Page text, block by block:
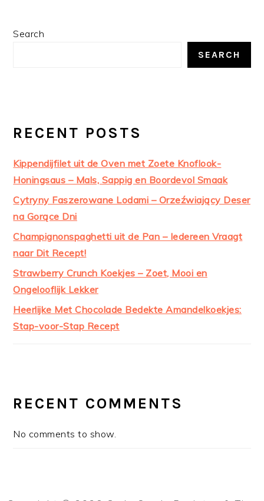
PRIMARY
Search
SEARCH
RECENT POSTS
Kippendijfilet uit de Oven met Zoete Knoflook-
Honingsaus – Mals, Sappig en Boordevol Smaak
Cytryny Faszerowane Lodami – Orzeźwiający Deser
na Gorące Dni
Champignonspaghetti uit de Pan – Iedereen Vraagt
naar Dit Recept!
Strawberry Crunch Koekjes – Zoet, Mooi en
Ongelooflijk Lekker
Heerlijke Met Chocolade Bedekte Amandelkoekjes:
Stap-voor-Stap Recept
RECENT COMMENTS
No comments to show.